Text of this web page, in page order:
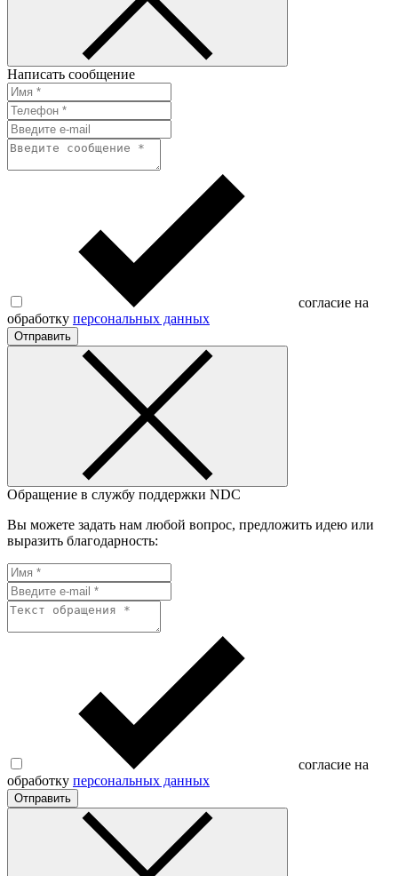
Написать сообщение
согласие на
обработку персональных данных
Отправить
Обращение в службу поддержки NDC
Вы можете задать нам любой вопрос, предложить идею или
выразить благодарность:
согласие на
обработку персональных данных
Отправить